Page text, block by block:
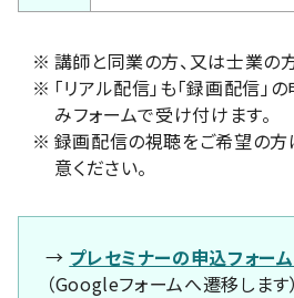
※ 講師と同業の方、又は士業の
※ 「リアル配信」も「録画配信」
みフォームで受け付けます。
※ 録画配信の視聴をご希望の方
意ください。
→ プレセミナーの申込フォー
（Googleフォームへ遷移します）